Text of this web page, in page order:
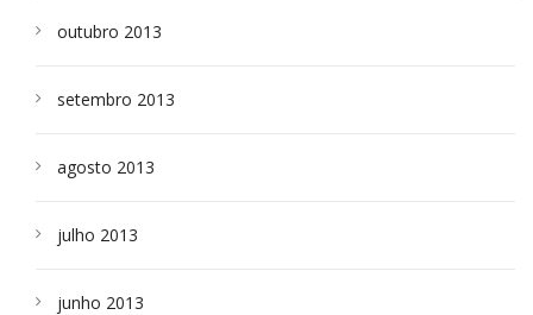
outubro 2013
setembro 2013
agosto 2013
julho 2013
junho 2013